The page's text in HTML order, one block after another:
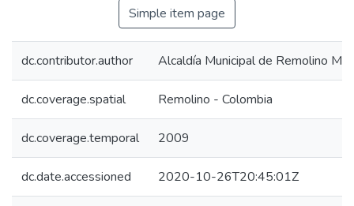
Simple item page
dc.contributor.author Alcaldía Municipal de Remolino
dc.coverage.spatial Remolino - Colombia
dc.coverage.temporal 2009
dc.date.accessioned 2020-10-26T20:45:01Z